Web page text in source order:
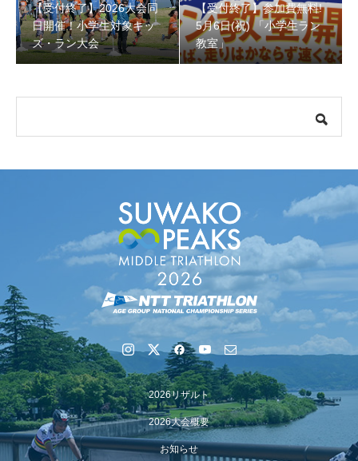
【受付終了】参加費無料! 5月6日(祝) 「小学生ラン教室」
【会議報告】諏訪地域６市町村連絡会議を開催しました
【受付終了】2026大会同
日開催！小学生対象キッ
ズ・ラン大会
【受付終了】参加費無料!
5月6日(祝) 「小学生ラン
教室」
2026リザルト
2026大会概要
お知らせ